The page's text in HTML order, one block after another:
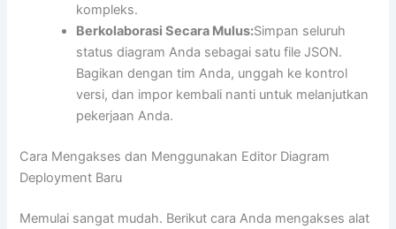
kompleks.
Berkolaborasi Secara Mulus:Simpan seluruh
status diagram Anda sebagai satu file JSON.
Bagikan dengan tim Anda, unggah ke kontrol
versi, dan impor kembali nanti untuk melanjutkan
pekerjaan Anda.
Cara Mengakses dan Menggunakan Editor Diagram
Deployment Baru
Memulai sangat mudah. Berikut cara Anda mengakses alat